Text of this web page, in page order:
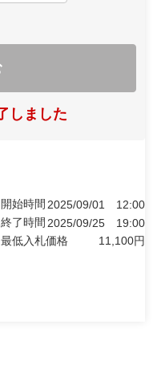
しました
開始時間 2025/09/01
12:00
終了時間 2025/09/25
19:00
最低入札価格
11,100円